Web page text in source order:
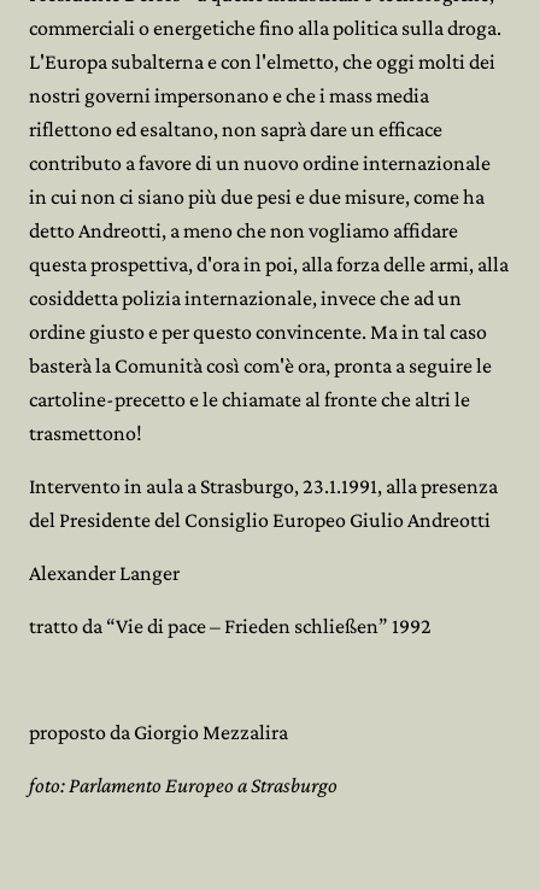
commerciali o energetiche fino alla politica sulla droga.
L'Europa subalterna e con l'elmetto, che oggi molti dei
nostri governi impersonano e che i mass media
riflettono ed esaltano, non saprà dare un efficace
contributo a favore di un nuovo ordine internazionale
in cui non ci siano più due pesi e due misure, come ha
detto Andreotti, a meno che non vogliamo affidare
questa prospettiva, d'ora in poi, alla forza delle armi, alla
cosiddetta polizia internazionale, invece che ad un
ordine giusto e per questo convincente. Ma in tal caso
basterà la Comunità così com'è ora, pronta a seguire le
cartoline-precetto e le chiamate al fronte che altri le
trasmettono!
Intervento in aula a Strasburgo, 23.1.1991, alla presenza
del Presidente del Consiglio Europeo Giulio Andreotti
Alexander Langer
tratto da “Vie di pace – Frieden schließen” 1992
proposto da Giorgio Mezzalira
foto: Parlamento Europeo a Strasburgo